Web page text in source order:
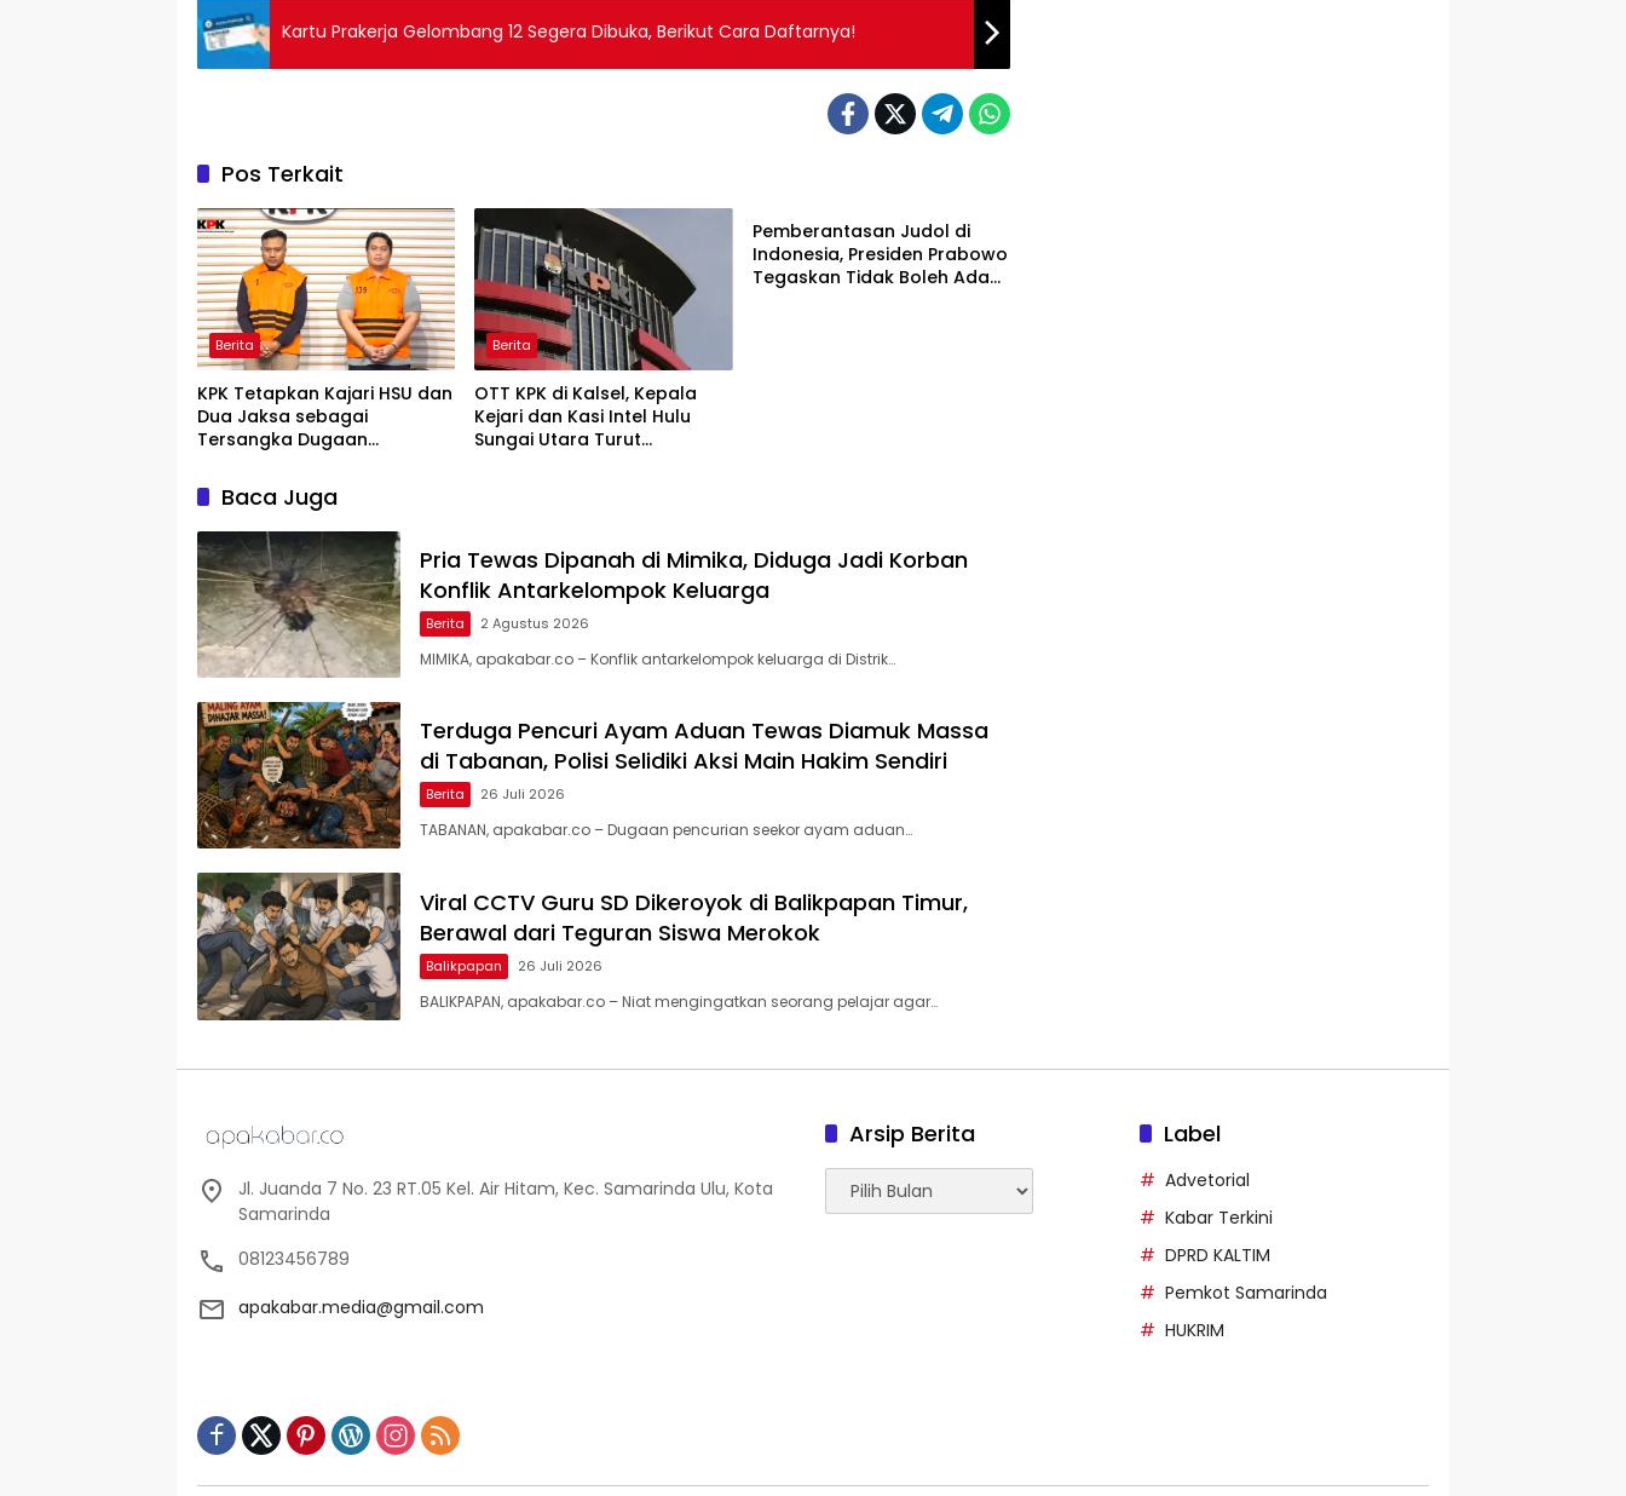
Kartu Prakerja Gelombang 12 Segera Dibuka, Berikut Cara Daftarnya!
Pos Terkait
Berita
KPK Tetapkan Kajari HSU dan
Dua Jaksa sebagai
Tersangka Dugaan
Berita
OTT KPK di Kalsel, Kepala
Kejari dan Kasi Intel Hulu
Sungai Utara Turut
Pemberantasan Judol di
Indonesia, Presiden Prabowo
Tegaskan Tidak Boleh Ada
Baca Juga
Pria Tewas Dipanah di Mimika, Diduga Jadi Korban
Konflik Antarkelompok Keluarga
Berita 2 Agustus 2026
MIMIKA, apakabar.co – Konflik antarkelompok keluarga di Distrik…
Terduga Pencuri Ayam Aduan Tewas Diamuk Massa
di Tabanan, Polisi Selidiki Aksi Main Hakim Sendiri
Berita 26 Juli 2026
TABANAN, apakabar.co – Dugaan pencurian seekor ayam aduan…
Viral CCTV Guru SD Dikeroyok di Balikpapan Timur,
Berawal dari Teguran Siswa Merokok
Balikpapan 26 Juli 2026
BALIKPAPAN, apakabar.co – Niat mengingatkan seorang pelajar agar…
Jl. Juanda 7 No. 23 RT.05 Kel. Air Hitam, Kec. Samarinda Ulu, Kota
Samarinda
08123456789
apakabar.media@gmail.com
Arsip Berita
Arsip
Berita
Label
Advetorial
Kabar Terkini
DPRD KALTIM
Pemkot Samarinda
HUKRIM